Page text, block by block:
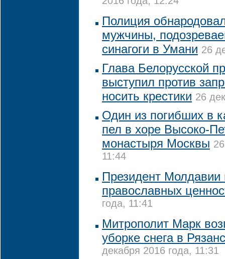
Полиция
мужчины,
синагоги в Умани 26
Глава Белорусской
выступил против
носить крестики 26
Один из погибших в
пел в хоре Высоко-
монастыря Москвы
11:44
Президент
православных
года, 11:41
Митрополит Марк
уборке снега в
декабря 2016 года, 11:31